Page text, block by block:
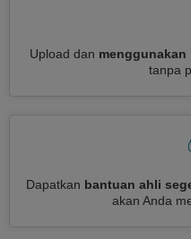
Upload dan
tanpa
Dapatkan bantuan ahli
akan Anda